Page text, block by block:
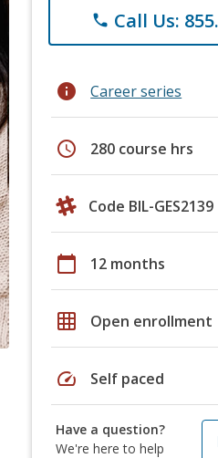
phone Call Us:
info Career series
schedule 280 course hrs
Code BIL-GES2139
calendar_today 12 months
grid_on Open enrollment
speed Self paced
Have a question?
We're here to help